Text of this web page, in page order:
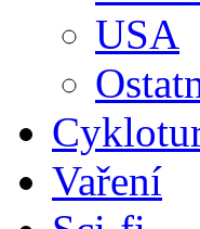
USA
Vaření